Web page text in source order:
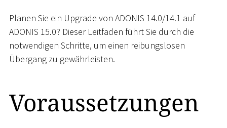
Planen Sie ein Upgrade von ADONIS 14.0/14.1 auf
ADONIS 15.0? Dieser Leitfaden führt Sie durch die
notwendigen Schritte, um einen reibungslosen
Übergang zu gewährleisten.
Voraussetzungen